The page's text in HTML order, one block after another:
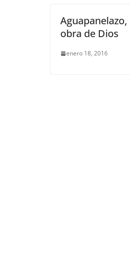
Aguapanelazo,
obra de Dios
enero 18, 2016